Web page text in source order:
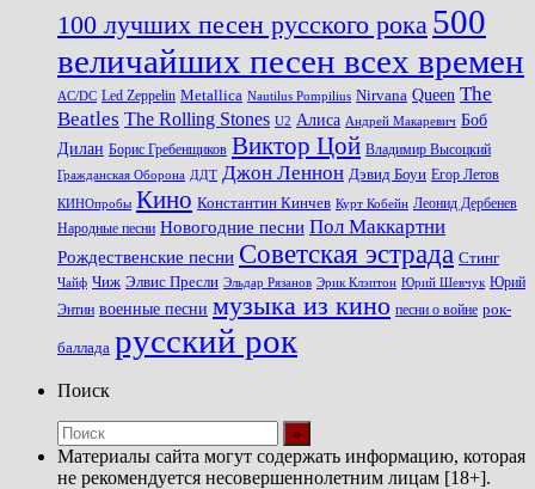
100 лучших песен русского рока 500
величайших песен всех времен
AC/DC Led Zeppelin Metallica Nautilus Pompilius Nirvana Queen The
Beatles The Rolling Stones U2 Алиса Андрей Макаревич Боб
Дилан Борис Гребенщиков Виктор Цой Владимир Высоцкий
Гражданская Оборона ДДТ Джон Леннон Дэвид Боуи Егор Летов
КИНОпробы Кино Константин Кинчев Курт Кобейн Леонид Дербенев
Народные песни Новогодние песни Пол Маккартни
Рождественские песни Советская эстрада Стинг
Чайф Чиж Элвис Пресли Эльдар Рязанов Эрик Клэптон Юрий Шевчук Юрий
Энтин военные песни музыка из кино песни о войне рок-
баллада русский рок
Поиск
Материалы сайта могут содержать информацию, которая
не рекомендуется несовершеннолетним лицам [18+].